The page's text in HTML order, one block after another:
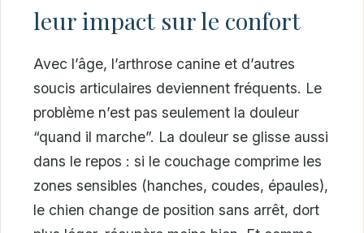
leur impact sur le confort
Avec l’âge, l’arthrose canine et d’autres
soucis articulaires deviennent fréquents. Le
problème n’est pas seulement la douleur
“quand il marche”. La douleur se glisse aussi
dans le repos : si le couchage comprime les
zones sensibles (hanches, coudes, épaules),
le chien change de position sans arrêt, dort